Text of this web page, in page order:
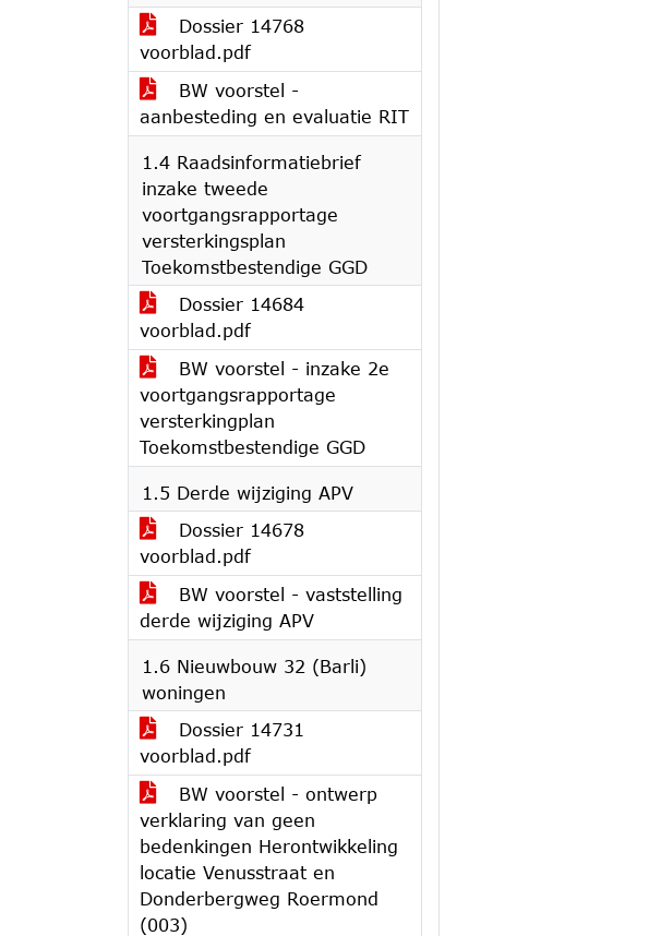
Dossier 14768
voorblad.pdf
BW voorstel -
aanbesteding en evaluatie RIT
1.4 Raadsinformatiebrief
inzake tweede
voortgangsrapportage
versterkingsplan
Toekomstbestendige GGD
Dossier 14684
voorblad.pdf
BW voorstel - inzake 2e
voortgangsrapportage
versterkingplan
Toekomstbestendige GGD
1.5 Derde wijziging APV
Dossier 14678
voorblad.pdf
BW voorstel - vaststelling
derde wijziging APV
1.6 Nieuwbouw 32 (Barli)
woningen
Dossier 14731
voorblad.pdf
BW voorstel - ontwerp
verklaring van geen
bedenkingen Herontwikkeling
locatie Venusstraat en
Donderbergweg Roermond
(003)